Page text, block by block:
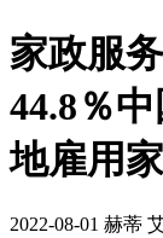
家政服
44.8％
地雇用
2022-08-01 赫蒂